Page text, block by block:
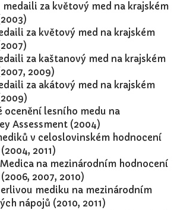
za květový med na krajském
za květový med na krajském
za kaštanový med na krajském
2009)
za akátový med na krajském
ocenění lesního medu na
Assessment (2004)
v celoslovinském hodnocení
2011)
na mezinárodním hodnocení
2007, 2010)
mediku na mezinárodním
nápojů (2010, 2011)